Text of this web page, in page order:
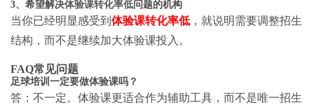
3、希望解决体验课转化率低问题的机构
当你已经明显感受到 体验课转化率低 ，就说明需要调整招生
结构，而不是继续加大体验课投入。
FAQ常见问题
足球培训一定要做体验课吗？
答：不一定。体验课更适合作为辅助工具，而不是唯一招生